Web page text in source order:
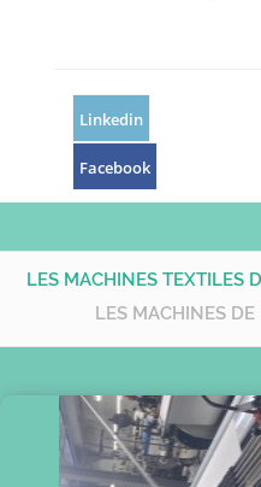
Linkedin
Facebook
LES MACHINES TEXTILES
LES MACHINES